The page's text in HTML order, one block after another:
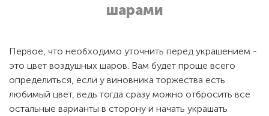
шарами
Первое, что необходимо уточнить перед украшением -
это цвет воздушных шаров. Вам будет проще всего
определиться, если у виновника торжества есть
любимый цвет, ведь тогда сразу можно отбросить все
остальные варианты в сторону и начать украшать